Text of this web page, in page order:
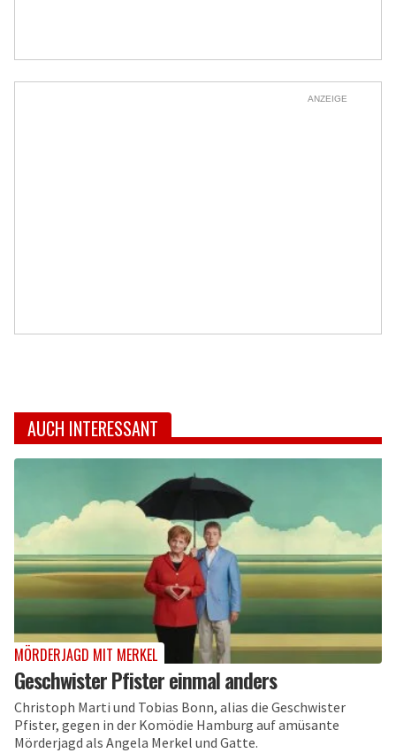
ANZEIGE
AUCH INTERESSANT
MÖRDERJAGD MIT MERKEL
Geschwister Pfister einmal anders
Christoph Marti und Tobias Bonn, alias die Geschwister
Pfister, gegen in der Komödie Hamburg auf amüsante
Mörderjagd als Angela Merkel und Gatte.